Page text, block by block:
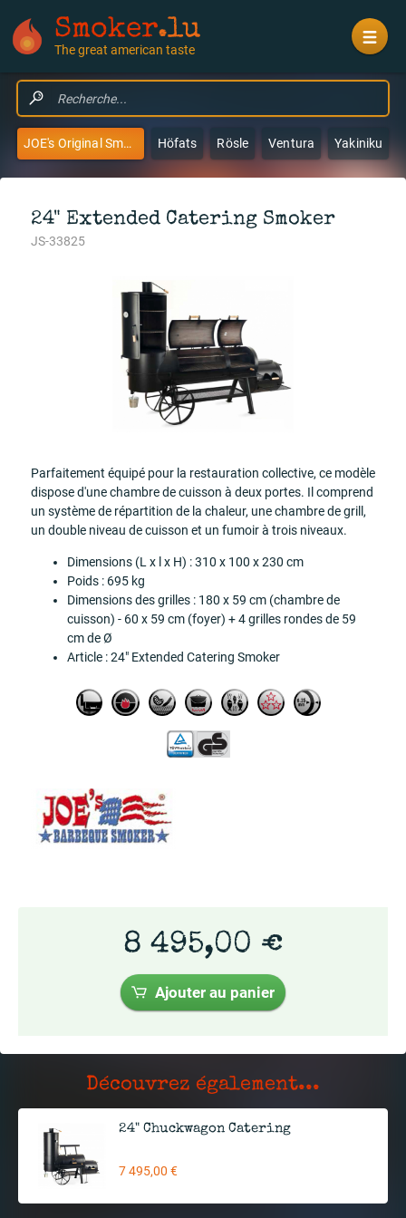
Smoker.lu
The great american taste
JOE's Original Smokers & Grills Höfats Rösle Ventura Yakiniku
24" Extended Catering Smoker
JS-33825
Parfaitement équipé pour la restauration collective, ce modèle
dispose d'une chambre de cuisson à deux portes. Il comprend
un système de répartition de la chaleur, une chambre de grill,
un double niveau de cuisson et un fumoir à trois niveaux.
Dimensions (L x l x H) : 310 x 100 x 230 cm
Poids : 695 kg
Dimensions des grilles : 180 x 59 cm (chambre de
cuisson) - 60 x 59 cm (foyer) + 4 grilles rondes de 59
cm de Ø
Article : 24" Extended Catering Smoker
8 495,00 €
Ajouter au panier
Découvrez également...
24" Chuckwagon Catering
7 495,00 €